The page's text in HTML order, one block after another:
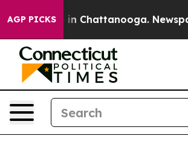
AGP PICKS
Chaos in Chattanooga.